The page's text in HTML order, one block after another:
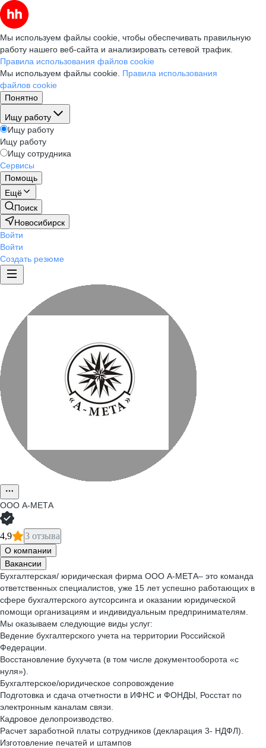
Мы используем файлы cookie, чтобы обеспечивать правильную
работу нашего веб-сайта и анализировать сетевой трафик.
Правила использования файлов cookie
Мы используем файлы cookie. Правила использования
файлов cookie
Понятно
Ищу работу
Ищу работу
Ищу работу
Ищу сотрудника
Сервисы
Помощь
Ещё
Поиск
Новосибирск
Войти
Войти
Создать резюме
ООО А-МЕТА
4,9 3 отзыва
О компании
Вакансии
Бухгалтерская/ юридическая фирма ООО А-МЕТА– это команда
ответственных специалистов, уже 15 лет успешно работающих в
сфере бухгалтерского аутсорсинга и оказании юридической
помощи организациям и индивидуальным предпринимателям.
Мы оказываем следующие виды услуг:
Ведение бухгалтерского учета на территории Российской
Федерации.
Восстановление бухучета (в том числе документооборота «с
нуля»).
Бухгалтерское/юридическое сопровождение
Подготовка и сдача отчетности в ИФНС и ФОНДЫ, Росстат по
электронным каналам связи.
Кадровое делопроизводство.
Расчет заработной платы сотрудников (декларация 3- НДФЛ).
Изготовление печатей и штампов